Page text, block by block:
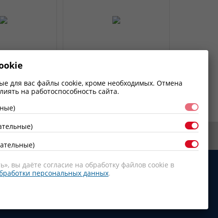
для вас файлы cookie, кроме необходимых. Отмена
на работоспособность сайта.
вы даёте согласие на обработку файлов cookie в
персональных данных.